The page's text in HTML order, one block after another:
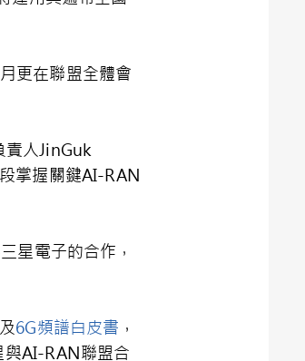
更在聯盟全體會
人JinGuk
掌握關鍵AI-RAN
星電子的合作，
及6G頻譜白皮書 ，
與AI-RAN聯盟合